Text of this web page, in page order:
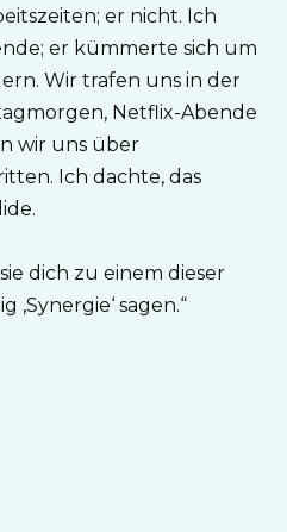
er nicht. Ich
er kümmerte sich um
Wir trafen uns in der
Netflix-Abende
wir uns über
Ich dachte, das
dich zu einem dieser
‚Synergie‘ sagen.“